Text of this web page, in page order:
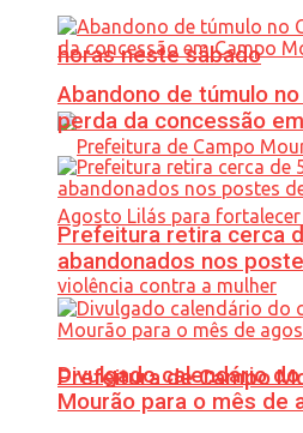
horas neste sábado
Prefeitura de Campo
Abandono de túmulo
perda da concessão
Prefeitura retira cerca
abandonados nos
Divulgado calendário
Mourão para o mês de